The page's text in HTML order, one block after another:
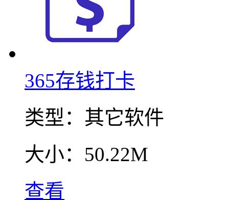
365存钱打卡
类型： 其它软件
大小： 50.22M
查看